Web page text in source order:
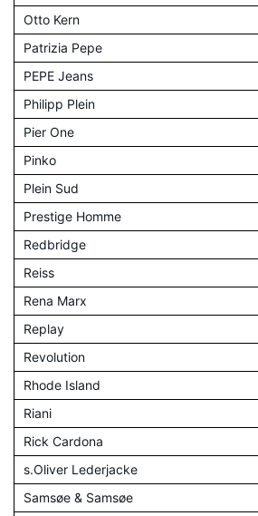
Otto Kern
Patrizia Pepe
PEPE Jeans
Philipp Plein
Pier One
Pinko
Plein Sud
Prestige Homme
Redbridge
Reiss
Rena Marx
Replay
Revolution
Rhode Island
Riani
Rick Cardona
s.Oliver Lederjacke
Samsøe & Samsøe